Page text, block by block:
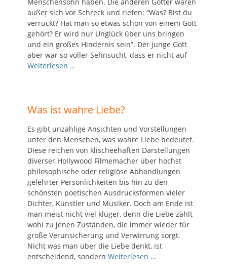
außer sich vor Schreck und riefen: “Was? Bist du
verrückt? Hat man so etwas schon von einem Gott
gehört? Er wird nur Unglück über uns bringen
und ein großes Hindernis sein”. Der junge Gott
aber war so voller Sehnsucht, dass er nicht auf
Weiterlesen …
Was ist wahre Liebe?
Es gibt unzählige Ansichten und Vorstellungen
unter den Menschen, was wahre Liebe bedeutet.
Diese reichen von klischeehaften Darstellungen
diverser Hollywood Filmemacher über höchst
philosophische oder religiöse Abhandlungen
gelehrter Persönlichkeiten bis hin zu den
schönsten poetischen Ausdrucksformen vieler
Dichter, Künstler und Musiker. Doch am Ende ist
man meist nicht viel klüger, denn die Liebe zählt
wohl zu jenen Zuständen, die immer wieder für
große Verunsicherung und Verwirrung sorgt.
Nicht was man über die Liebe denkt, ist
entscheidend, sondern Weiterlesen …